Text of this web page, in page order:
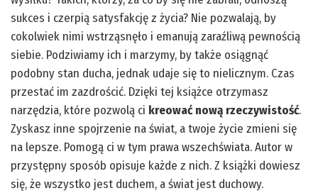
sukces i czerpią satysfakcję z życia? Nie pozwalają, by
cokolwiek nimi wstrząsnęło i emanują zaraźliwą pewnością
siebie. Podziwiamy ich i marzymy, by także osiągnąć
podobny stan ducha, jednak udaje się to nielicznym. Czas
przestać im zazdrościć. Dzięki tej książce otrzymasz
narzędzia, które pozwolą ci kreować nową rzeczywistość.
Zyskasz inne spojrzenie na świat, a twoje życie zmieni się
na lepsze. Pomogą ci w tym prawa wszechświata. Autor w
przystępny sposób opisuje każde z nich. Z książki dowiesz
się, że wszystko jest duchem, a świat jest duchowy.